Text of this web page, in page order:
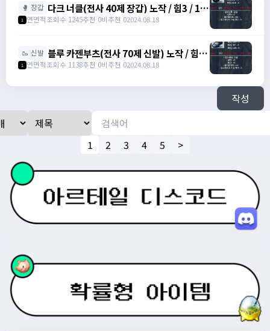
🥊 장갑 다크 너클(전사 40제 장갑) 노작 / 힘3 / 13
만에 팝니다. / 130,000 /
https://open.kakao.com/o/s0DLJJJg
1 연면적조회수 1245추천 0비추천 02024.08.18
🥾 신발 블루 카젠부츠(전사 70제 신발) 노작 / 힘3 /
덱4 / 27만에 팝니다. / 270,000 /
https://open.kakao.com/o/s0DLJJJg
1 연면적조회수 1138추천 0비추천 02024.08.18
작성
1 2 3 4 5 >